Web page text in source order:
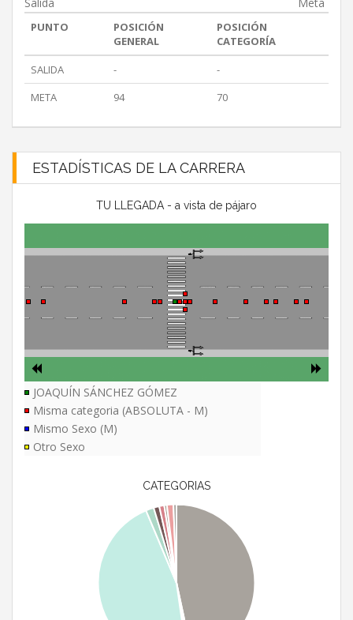
Salida Meta
PUNTO
POSICIÓN
GENERAL
POSICIÓN
CATEGORÍA
SALIDA
-
-
META
94 70
ESTADÍSTICAS DE LA CARRERA
TU LLEGADA - a vista de pájaro
JOAQUÍN SÁNCHEZ GÓMEZ
Misma categoria (ABSOLUTA - M)
Mismo Sexo (M)
Otro Sexo
CATEGORIAS